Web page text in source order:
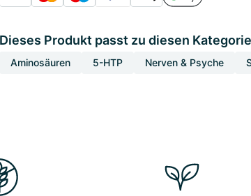
Dieses Produkt passt zu diesen
Aminosäuren 5-HTP Nerven & Psyche